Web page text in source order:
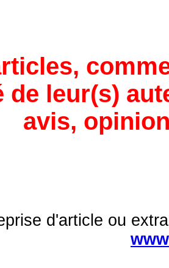
de leur(s)
avis,
d'article ou